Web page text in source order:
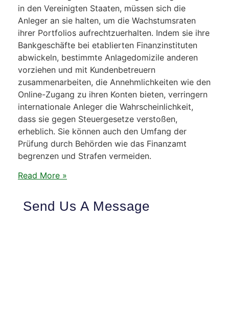
in den Vereinigten Staaten, müssen sich die
Anleger an sie halten, um die Wachstumsraten
ihrer Portfolios aufrechtzuerhalten. Indem sie ihre
Bankgeschäfte bei etablierten Finanzinstituten
abwickeln, bestimmte Anlagedomizile anderen
vorziehen und mit Kundenbetreuern
zusammenarbeiten, die Annehmlichkeiten wie den
Online-Zugang zu ihren Konten bieten, verringern
internationale Anleger die Wahrscheinlichkeit,
dass sie gegen Steuergesetze verstoßen,
erheblich. Sie können auch den Umfang der
Prüfung durch Behörden wie das Finanzamt
begrenzen und Strafen vermeiden.
Read More »
Send Us A Message